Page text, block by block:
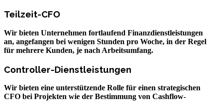
Teilzeit-CFO
Wir bieten Unternehmen fortlaufend Finanzdienstleistungen
an, angefangen bei wenigen Stunden pro Woche, in der Regel
für mehrere Kunden, je nach Arbeitsumfang.
Controller-Dienstleistungen
Wir bieten eine unterstützende Rolle für einen strategischen
CFO bei Projekten wie der Bestimmung von Cashflow-